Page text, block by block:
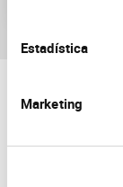
Estadística
Marketing